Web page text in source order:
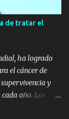
Peter Vives,
Oria, Sofía
de una
lució RABAT
de tratar el
ha logrado
el cáncer de
y
año. Los